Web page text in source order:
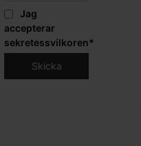
Jag
accepterar
sekretessvilkoren*